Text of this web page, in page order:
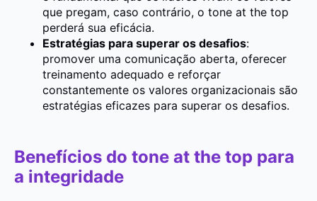
que pregam, caso contrário, o tone at the top
perderá sua eficácia.
Estratégias para superar os desafios:
promover uma comunicação aberta, oferecer
treinamento adequado e reforçar
constantemente os valores organizacionais são
estratégias eficazes para superar os desafios.
Benefícios do tone at the top para
a integridade